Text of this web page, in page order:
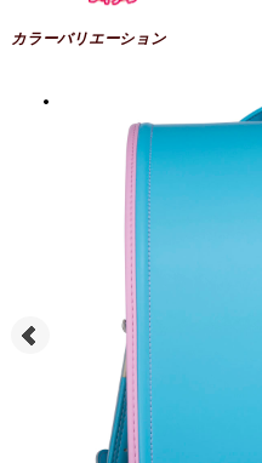
カラーバリエーション